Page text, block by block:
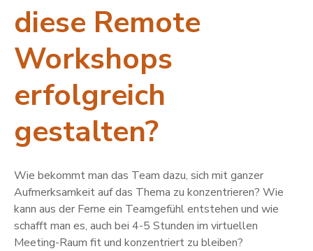
diese Remote
Workshops
erfolgreich
gestalten?
Wie bekommt man das Team dazu, sich mit ganzer
Aufmerksamkeit auf das Thema zu konzentrieren? Wie
kann aus der Ferne ein Teamgefühl entstehen und wie
schafft man es, auch bei 4-5 Stunden im virtuellen
Meeting-Raum fit und konzentriert zu bleiben?